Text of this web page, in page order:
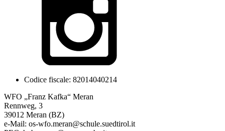
Codice fiscale: 82014040214
WFO „Franz Kafka“ Meran
Rennweg, 3
39012 Meran (BZ)
e-Mail: os-wfo.meran@schule.suedtirol.it